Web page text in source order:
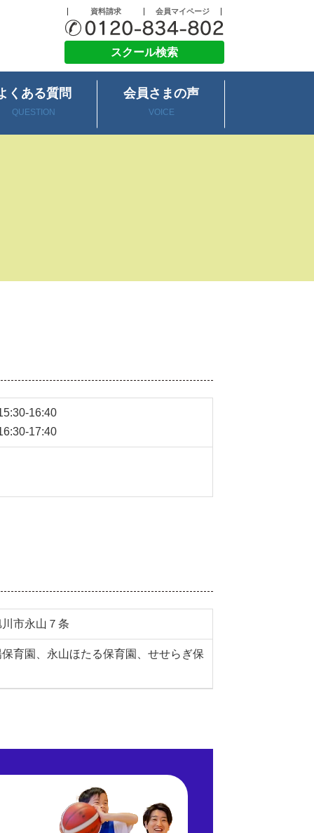
資料請求 会員マイページ
スクール検索
くある質問
QUESTION
会員さまの声
VOICE
16:40
17:40
市永山７条
育園、永山ほたる保育園、せせらぎ保